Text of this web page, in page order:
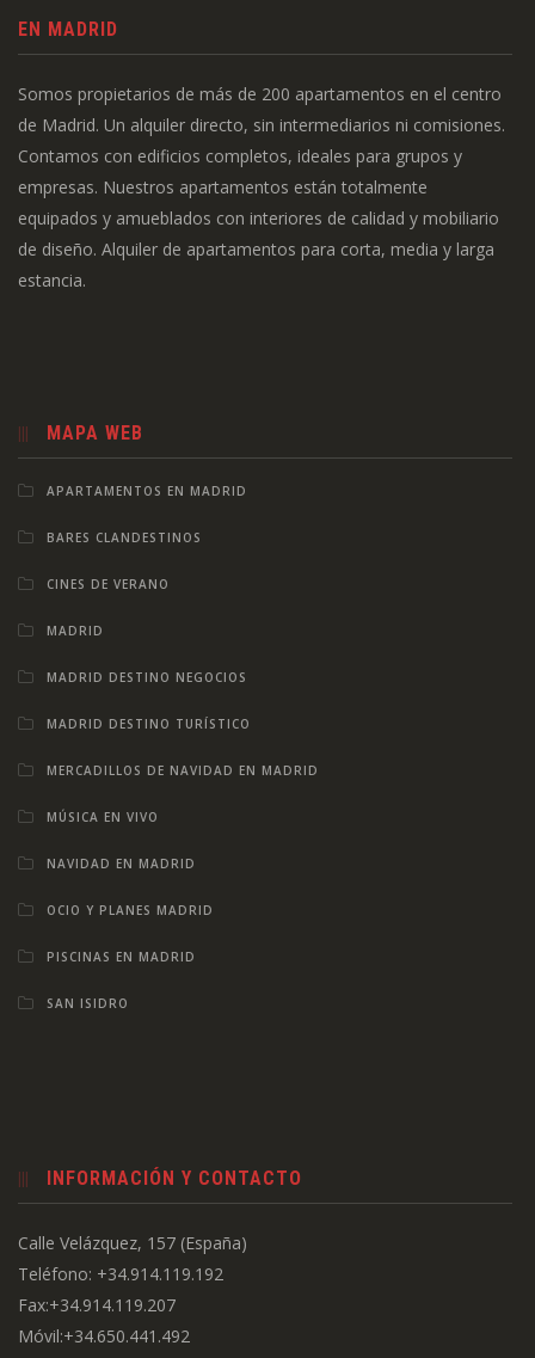
EN MADRID
Somos propietarios de más de 200 apartamentos en el centro
de Madrid. Un alquiler directo, sin intermediarios ni comisiones.
Contamos con edificios completos, ideales para grupos y
empresas. Nuestros apartamentos están totalmente
equipados y amueblados con interiores de calidad y mobiliario
de diseño. Alquiler de apartamentos para corta, media y larga
estancia.
MAPA WEB
APARTAMENTOS EN MADRID
BARES CLANDESTINOS
CINES DE VERANO
MADRID
MADRID DESTINO NEGOCIOS
MADRID DESTINO TURÍSTICO
MERCADILLOS DE NAVIDAD EN MADRID
MÚSICA EN VIVO
NAVIDAD EN MADRID
OCIO Y PLANES MADRID
PISCINAS EN MADRID
SAN ISIDRO
INFORMACIÓN Y CONTACTO
Calle Velázquez, 157 (España)
Teléfono: +34.914.119.192
Fax:+34.914.119.207
Móvil:+34.650.441.492